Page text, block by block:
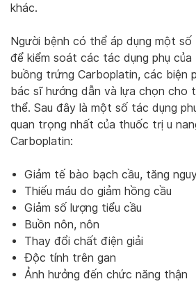
khác.
Người bệnh có thể áp dụng một số
để kiểm soát các tác dụng phụ
buồng trứng Carboplatin, các biện
bác sĩ hướng dẫn và lựa chọn cho
thể. Sau đây là một số tác dụng
quan trọng nhất của thuốc trị u
Carboplatin:
Giảm tế bào bạch cầu, tăng
Thiếu máu do giảm hồng cầu
Giảm số lượng tiểu cầu
Buồn nôn, nôn
Thay đổi chất điện giải
Độc tính trên gan
Ảnh hưởng đến chức năng thận